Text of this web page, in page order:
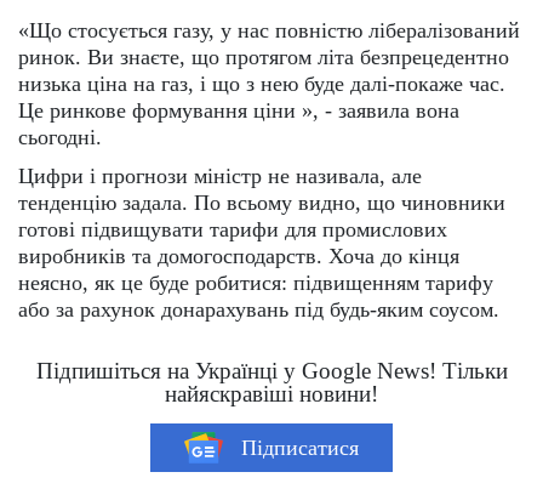
«Що стосується газу, у нас повністю лібералізований
ринок. Ви знаєте, що протягом літа безпрецедентно
низька ціна на газ, і що з нею буде далі-покаже час.
Це ринкове формування ціни », - заявила вона
сьогодні.
Цифри і прогнози міністр не називала, але
тенденцію задала. По всьому видно, що чиновники
готові підвищувати тарифи для промислових
виробників та домогосподарств. Хоча до кінця
неясно, як це буде робитися: підвищенням тарифу
або за рахунок донарахувань під будь-яким соусом.
Підпишіться на Українці у Google News! Тільки
найяскравіші новини!
Підписатися